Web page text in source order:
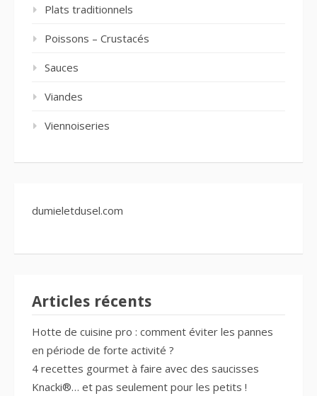
Plats traditionnels
Poissons – Crustacés
Sauces
Viandes
Viennoiseries
dumieletdusel.com
Articles récents
Hotte de cuisine pro : comment éviter les pannes
en période de forte activité ?
4 recettes gourmet à faire avec des saucisses
Knacki®… et pas seulement pour les petits !